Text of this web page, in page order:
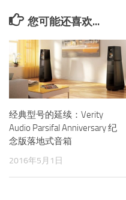
您可能还喜欢...
经典型号的延续：Verity
Audio Parsifal Anniversary 纪
念版落地式音箱
2016年5月1日